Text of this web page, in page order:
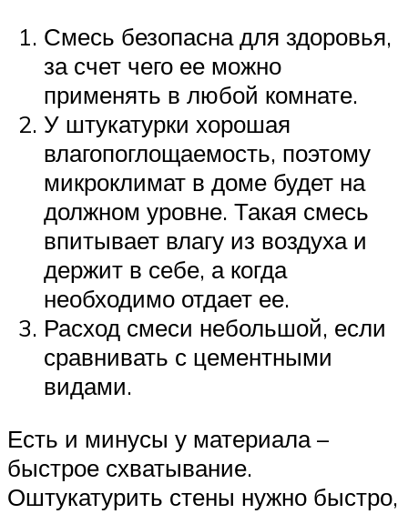
Смесь безопасна для здоровья,
за счет чего ее можно
применять в любой комнате.
У штукатурки хорошая
влагопоглощаемость, поэтому
микроклимат в доме будет на
должном уровне. Такая смесь
впитывает влагу из воздуха и
держит в себе, а когда
необходимо отдает ее.
Расход смеси небольшой, если
сравнивать с цементными
видами.
Есть и минусы у материала –
быстрое схватывание.
Оштукатурить стены нужно быстро,